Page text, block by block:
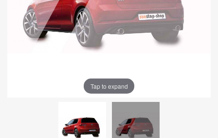
Tap to expand